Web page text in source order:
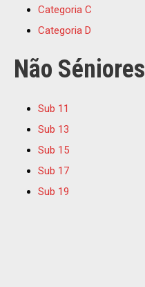
Categoria C
Categoria D
Não Séniores
Sub 11
Sub 13
Sub 15
Sub 17
Sub 19